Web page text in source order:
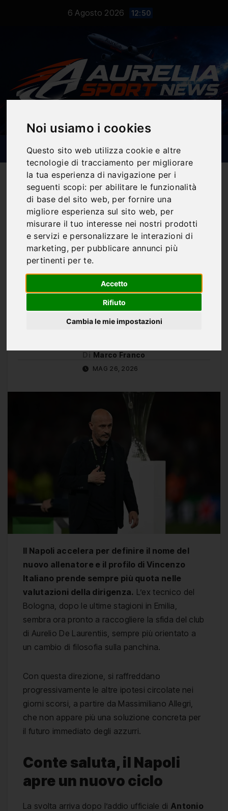
Noi usiamo i cookies
Questo sito web utilizza cookie e altre
tecnologie di tracciamento per migliorare
la tua esperienza di navigazione per i
seguenti scopi: per abilitare le funzionalità
di base del sito web, per fornire una
migliore esperienza sul sito web, per
misurare il tuo interesse nei nostri prodotti
e servizi e personalizzare le interazioni di
marketing, per pubblicare annunci più
pertinenti per te.
Accetto
Rifiuto
Cambia le mie impostazioni
6 Agosto 2026 12:50
Notizie Sportive
Napoli, scelta per la
panchina: Vincenzo
Italiano sempre più
vicino alla guida azzurra
Marco Franco
MAG 26, 2026
Il Napoli accelera per definire il nome del
nuovo allenatore e il profilo di Vincenzo
Italiano prende sempre più quota nelle
valutazioni della dirigenza. L’ex tecnico del
Bologna, dopo le ultime stagioni in Emilia,
sembra ora pronto a raccogliere la sfida del club
di Aurelio De Laurentiis, sempre più orientato a
un cambio di filosofia sulla panchina.
Con questa direzione, si raffreddano
progressivamente le altre ipotesi circolate nei
giorni scorsi, a partire da Massimiliano Allegri,
che non appare più una soluzione concreta per
il futuro immediato degli azzurri.
Conte saluta, il Napoli
apre un nuovo ciclo
La svolta arriva dopo l’addio ufficiale di Antonio